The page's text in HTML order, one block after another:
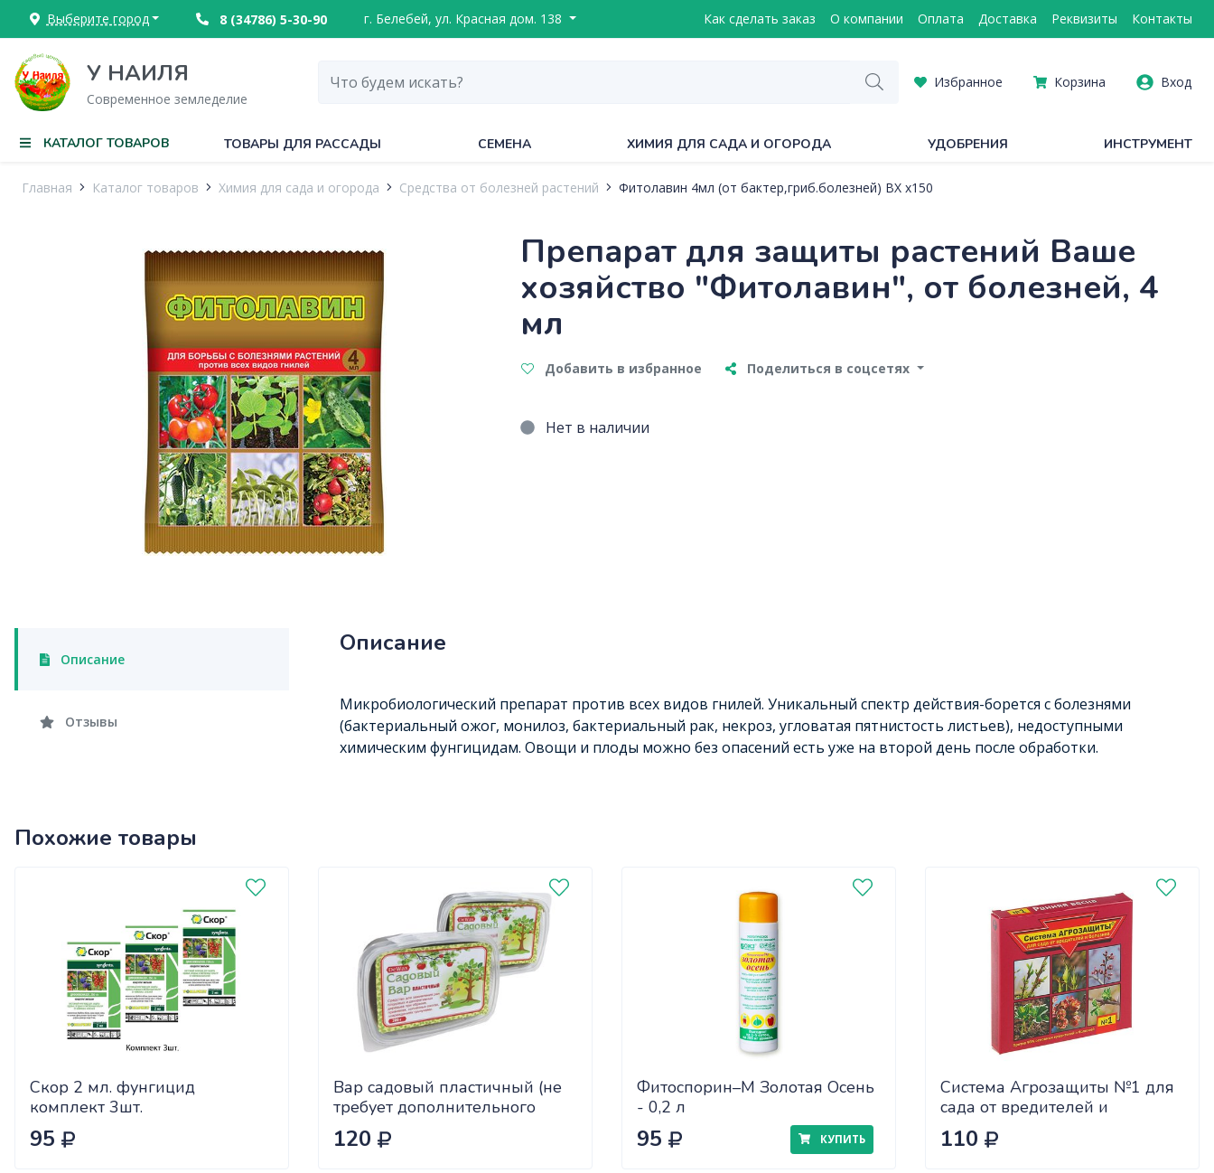
Выберите город 8 (34786) 5-30-90 г. Белебей, ул. Красная дом. 138 Как сделать заказ О компании Оплата Доставка Реквизиты Контакты
У НАИЛЯ
Современное земледелие
Избранное Корзина Вход
КАТАЛОГ ТОВАРОВ ТОВАРЫ ДЛЯ РАССАДЫ СЕМЕНА ХИМИЯ ДЛЯ САДА И ОГОРОДА УДОБРЕНИЯ ИНСТРУМЕНТ
Главная Каталог товаров Химия для сада и огорода Средства от болезней растений Фитолавин 4мл (от бактер,гриб.болезней) ВХ х150
Препарат для защиты растений Ваше
хозяйство "Фитолавин", от болезней, 4
мл
Добавить в избранное Поделиться в соцсетях
Нет в наличии
Описание
Отзывы
Описание
Микробиологический препарат против всех видов гнилей. Уникальный спектр действия-борется с болезнями
(бактериальный ожог, монилоз, бактериальный рак, некроз, угловатая пятнистость листьев), недоступными
химическим фунгицидам. Овощи и плоды можно без опасений есть уже на второй день после обработки.
Похожие товары
Скор 2 мл. фунгицид
комплект 3шт.
95
Вар садовый пластичный (не
требует дополнительного
подогрева) 2шт по 200гр
120
Фитоспорин–М Золотая Осень
- 0,2 л
95 КУПИТЬ
Система Агрозащиты №1 для
сада от вредителей и
болезней (ранняя весна)
(48шт)
110